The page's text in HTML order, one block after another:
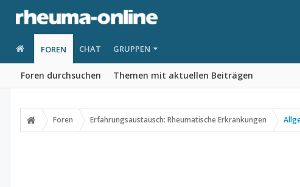
FOREN
Foren durchsuchen Themen mit aktuellen Beiträgen
CHAT GRUPPEN
Foren Erfahrungsaustausch: Rheumatische Erkrankungen